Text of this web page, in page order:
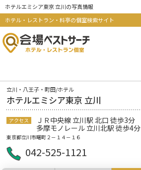
ホテルエミシア東京 立川の写真情報
ホテル・レストラン・料亭の個室検索サイト
立川・八王子・町田/ホテル
ホテルエミシア東京 立川
アクセス
ＪＲ中央線 立川駅 北口 徒歩3分
多摩モノレール 立川北駅 徒歩4分
東京都立川市曙町２－１４－１６
042-525-1121